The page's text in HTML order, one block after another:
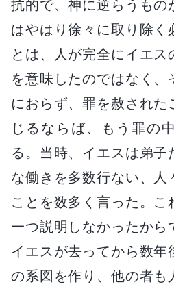
抗的で、神に逆らうもの
はやはり徐々に取り除く
とは、人が完全にイエス
を意味したのではなく、
におらず、罪を赦され
じるならば、もう罪の
る。当時、イエスは弟
な働きを多数行ない、人
ことを数多く言った。
一つ説明しなかったから
イエスが去ってから数年
の系図を作り、他の者も